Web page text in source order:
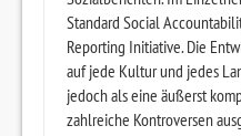
Standard Social
Reporting Initiative. Die
auf jede Kultur und jedes
jedoch als eine äußerst
zahlreiche Kontroversen